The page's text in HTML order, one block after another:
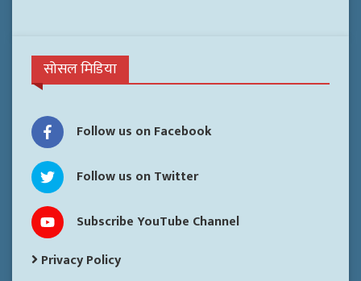
सोसल मिडिया
Follow us on Facebook
Follow us on Twitter
Subscribe YouTube Channel
Privacy Policy